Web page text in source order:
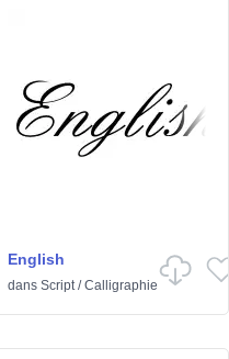
English
dans Script/Calligraphie